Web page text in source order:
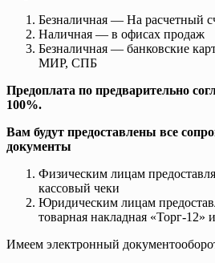
Безналичная — На расчетный
Наличная — в офисах продаж
Безналичная — банковские
МИР, СПБ
Предоплата по предварительно
100%.
Вам будут предоставлены все
документы
Физическим лицам
кассовый чеки
Юридическим лицам
товарная накладная «Торг-12»
Имеем электронный